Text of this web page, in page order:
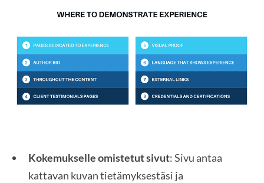
Kokemukselle omistetut sivut: Sivu antaa
kattavan kuvan tietämyksestäsi ja